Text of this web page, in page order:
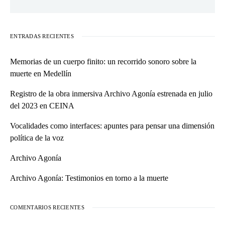
ENTRADAS RECIENTES
Memorias de un cuerpo finito: un recorrido sonoro sobre la
muerte en Medellín
Registro de la obra inmersiva Archivo Agonía estrenada en julio
del 2023 en CEINA
Vocalidades como interfaces: apuntes para pensar una dimensión
política de la voz
Archivo Agonía
Archivo Agonía: Testimonios en torno a la muerte
COMENTARIOS RECIENTES